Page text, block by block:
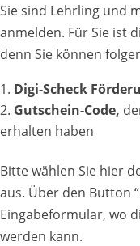
Sie sind Lehrling und
anmelden. Für Sie ist
denn Sie können
Digi-Scheck
Gutschein-Code,
erhalten haben
Bitte wählen Sie hier
aus. Über den Button
Eingabeformular, wo
werden kann.